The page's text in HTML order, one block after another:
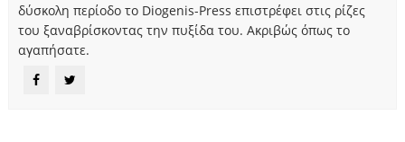
δύσκολη περίοδο το Diogenis-Press επιστρέφει στις ρίζες
του ξαναβρίσκοντας την πυξίδα του. Ακριβώς όπως το
αγαπήσατε.